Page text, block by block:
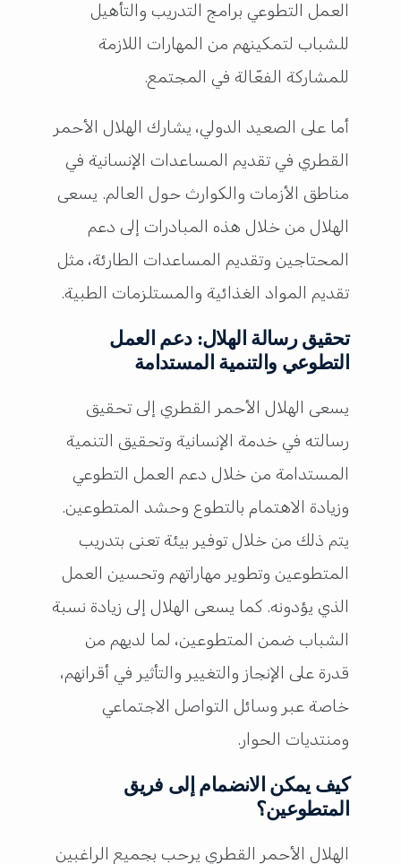
العمل التطوعي برامج التدريب والتأهيل
للشباب لتمكينهم من المهارات اللازمة
للمشاركة الفعّالة في المجتمع.
أما على الصعيد الدولي، يشارك الهلال الأحمر
القطري في تقديم المساعدات الإنسانية في
مناطق الأزمات والكوارث حول العالم. يسعى
الهلال من خلال هذه المبادرات إلى دعم
المحتاجين وتقديم المساعدات الطارئة، مثل
تقديم المواد الغذائية والمستلزمات الطبية.
تحقيق رسالة الهلال: دعم العمل
التطوعي والتنمية المستدامة
يسعى الهلال الأحمر القطري إلى تحقيق
رسالته في خدمة الإنسانية وتحقيق التنمية
المستدامة من خلال دعم العمل التطوعي
وزيادة الاهتمام بالتطوع وحشد المتطوعين.
يتم ذلك من خلال توفير بيئة تعنى بتدريب
المتطوعين وتطوير مهاراتهم وتحسين العمل
الذي يؤدونه. كما يسعى الهلال إلى زيادة نسبة
الشباب ضمن المتطوعين، لما لديهم من
قدرة على الإنجاز والتغيير والتأثير في أقرانهم،
خاصة عبر وسائل التواصل الاجتماعي
ومنتديات الحوار.
كيف يمكن الانضمام إلى فريق
المتطوعين؟
الهلال الأحمر القطري يرحب بجميع الراغبين